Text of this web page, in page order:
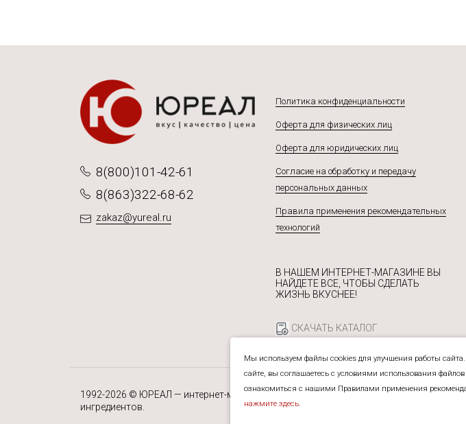
8(800)101-42-61
8(863)322-68-62
zakaz@yureal.ru
Политика конфиденциальности
Оферта для физических лиц
Оферта для юридических лиц
Согласие на обработку и передачу
персональных данных
Правила применения рекомендательных
технологий
В НАШЕМ ИНТЕРНЕТ-МАГАЗИНЕ ВЫ
НАЙДЕТЕ ВСЕ, ЧТОБЫ СДЕЛАТЬ
ЖИЗНЬ ВКУСНЕЕ!
СКАЧАТЬ КАТАЛОГ
1992-2026 © ЮРЕАЛ — интернет-магазин специй, приправ и прочих пищевых
ингредиентов.
Мы используем файлы cookies для улучшения работы
сайте, вы соглашаетесь с условиями использования
ознакомиться с нашими Правилами применения
нажмите здесь.